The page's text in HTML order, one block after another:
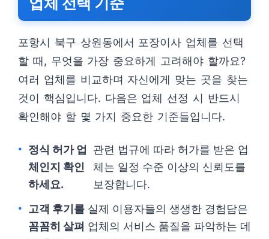
포항시 북구 상원동에서 포장이사 업체를 선택
할 때, 무엇을 가장 중요하게 고려해야 할까요?
여러 업체를 비교하며 자신에게 맞는 곳을 찾는
것이 핵심입니다. 다음은 업체 선정 시 반드시
확인해야 할 몇 가지 중요한 기준들입니다.
정식 허가 업
체인지 확인
하세요.
관련 법규에 따라 허가를 받은 업
체는 일정 수준 이상의 신뢰도를
보장합니다.
고객 후기를
꼼꼼히 살펴
실제 이용자들의 생생한 경험담은
업체의 서비스 품질을 파악하는 데